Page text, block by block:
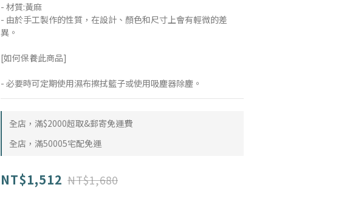
- 材質:黃麻
- 由於手工製作的性質，在設計、顏色和尺寸上會有輕微的差
異。
[如何保養此商品]
- 必要時可定期使用濕布擦拭籃子或使用吸塵器除塵。
全店，滿$2000超取&郵寄免運費
全店，滿50005宅配免運
NT$1,512 NT$1,680